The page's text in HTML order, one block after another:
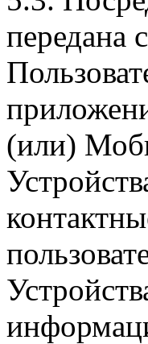
передана
(или)